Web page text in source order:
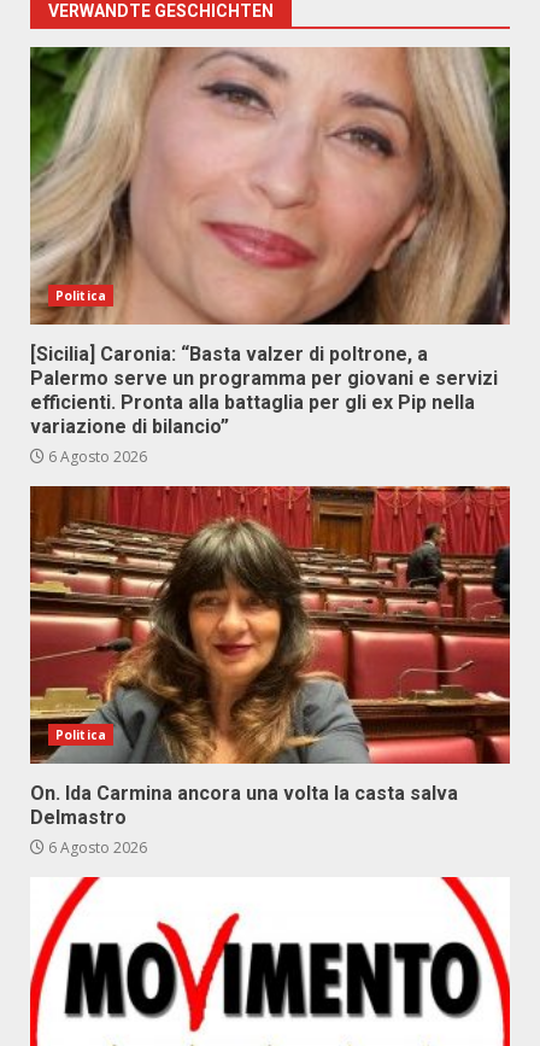
VERWANDTE GESCHICHTEN
Politica
[Sicilia] Caronia: “Basta valzer di poltrone, a
Palermo serve un programma per giovani e servizi
efficienti. Pronta alla battaglia per gli ex Pip nella
variazione di bilancio”
6 Agosto 2026
Politica
On. Ida Carmina ancora una volta la casta salva
Delmastro
6 Agosto 2026